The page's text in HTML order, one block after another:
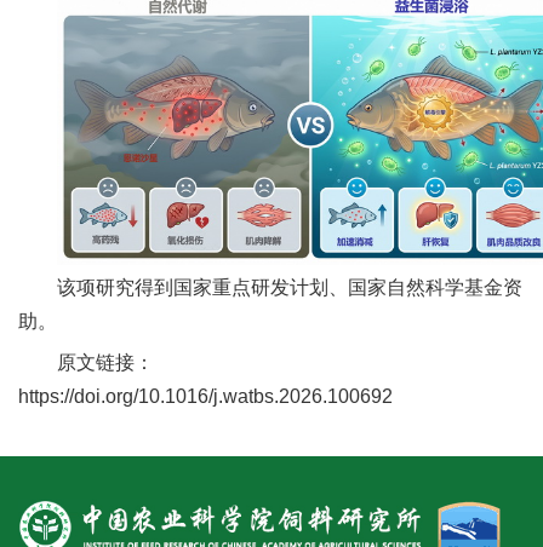
生
交
流
该项研究得到国家重点研发计划、国家自然科学基金资
助。
原文链接：
https://doi.org/10.1016/j.watbs.2026.100692